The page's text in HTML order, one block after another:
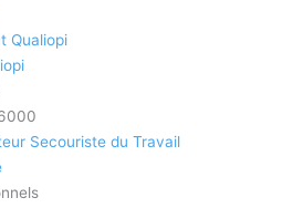
Qualiopi
Secouriste du Travail